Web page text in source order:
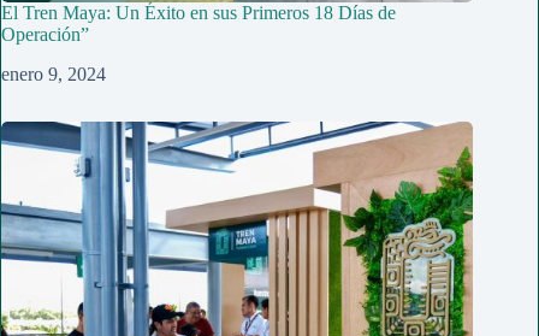
El Tren Maya: Un Éxito en sus Primeros 18 Días de
Operación”
enero 9, 2024